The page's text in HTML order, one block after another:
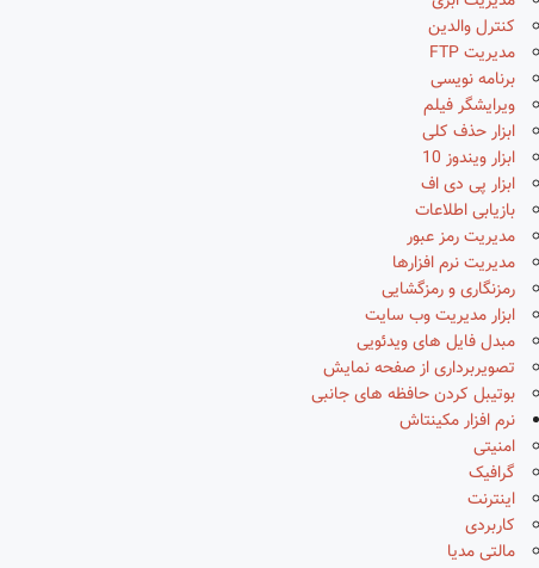
کنترل والدین
مدیریت FTP
برنامه نویسی
ویرایشگر فیلم
ابزار حذف کلی
ابزار ویندوز 10
ابزار پی دی اف
بازیابی اطلاعات
مدیریت رمز عبور
مدیریت نرم افزارها
رمزنگاری و رمزگشایی
ابزار مدیریت وب سایت
مبدل فایل های ویدئویی
تصویربرداری از صفحه نمایش
بوتیبل کردن حافظه های جانبی
نرم افزار مکینتاش
امنیتی
گرافیک
اینترنت
کاربردی
مالتی مدیا